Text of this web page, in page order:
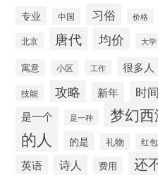
专业 中国 习俗 价格
北京 唐代 均价 大学
寓意 小区 工作 很多人
技能 攻略 新年 时间
是一个 是一种 梦幻西
的人 的是 礼物 红包
英语 诗人 费用 还